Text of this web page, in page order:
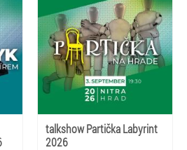
talkshow Partička Labyrint
2026